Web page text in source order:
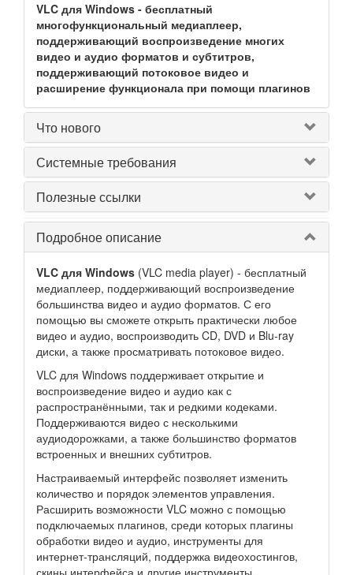
VLC для Windows - бесплатный
многофункциональный медиаплеер,
поддерживающий воспроизведение многих
видео и аудио форматов и субтитров,
поддерживающий потоковое видео и
расширение функционала при помощи плагинов
Что нового
Системные требования
Полезные ссылки
Подробное описание
VLC для Windows (VLC media player) - бесплатный
медиаплеер, поддерживающий воспроизведение
большинства видео и аудио форматов. С его
помощью вы сможете открыть практически любое
видео и аудио, воспроизводить CD, DVD и Blu-ray
диски, а также просматривать потоковое видео.
VLC для Windows поддерживает открытие и
воспроизведение видео и аудио как с
распространёнными, так и редкими кодеками.
Поддерживаются видео с несколькими
аудиодорожками, а также большинство форматов
встроенных и внешних субтитров.
Настраиваемый интерфейс позволяет изменить
количество и порядок элементов управления.
Расширить возможности VLC можно с помощью
подключаемых плагинов, среди которых плагины
обработки видео и аудио, инструменты для
интернет-трансляций, поддержка видеохостингов,
скины интерфейса и другие инструменты.